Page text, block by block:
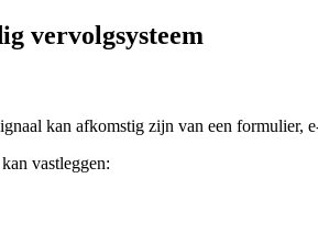
vervolgsysteem
kan afkomstig zijn van een
vastleggen: